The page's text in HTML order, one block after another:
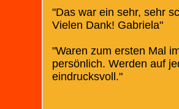
"Das war ein sehr, sehr
Vielen Dank! Gabriela"
"Waren zum ersten Mal
persönlich. Werden auf
eindrucksvoll."